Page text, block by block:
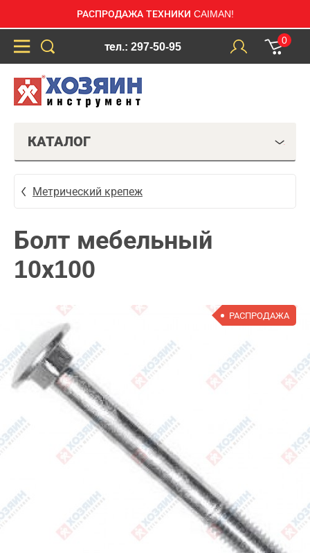
РАСПРОДАЖА ТЕХНИКИ CAIMAN!
тел.: 297-50-95
0
КАТАЛОГ
Метрический крепеж
Болт мебельный
10х100
РАСПРОДАЖА